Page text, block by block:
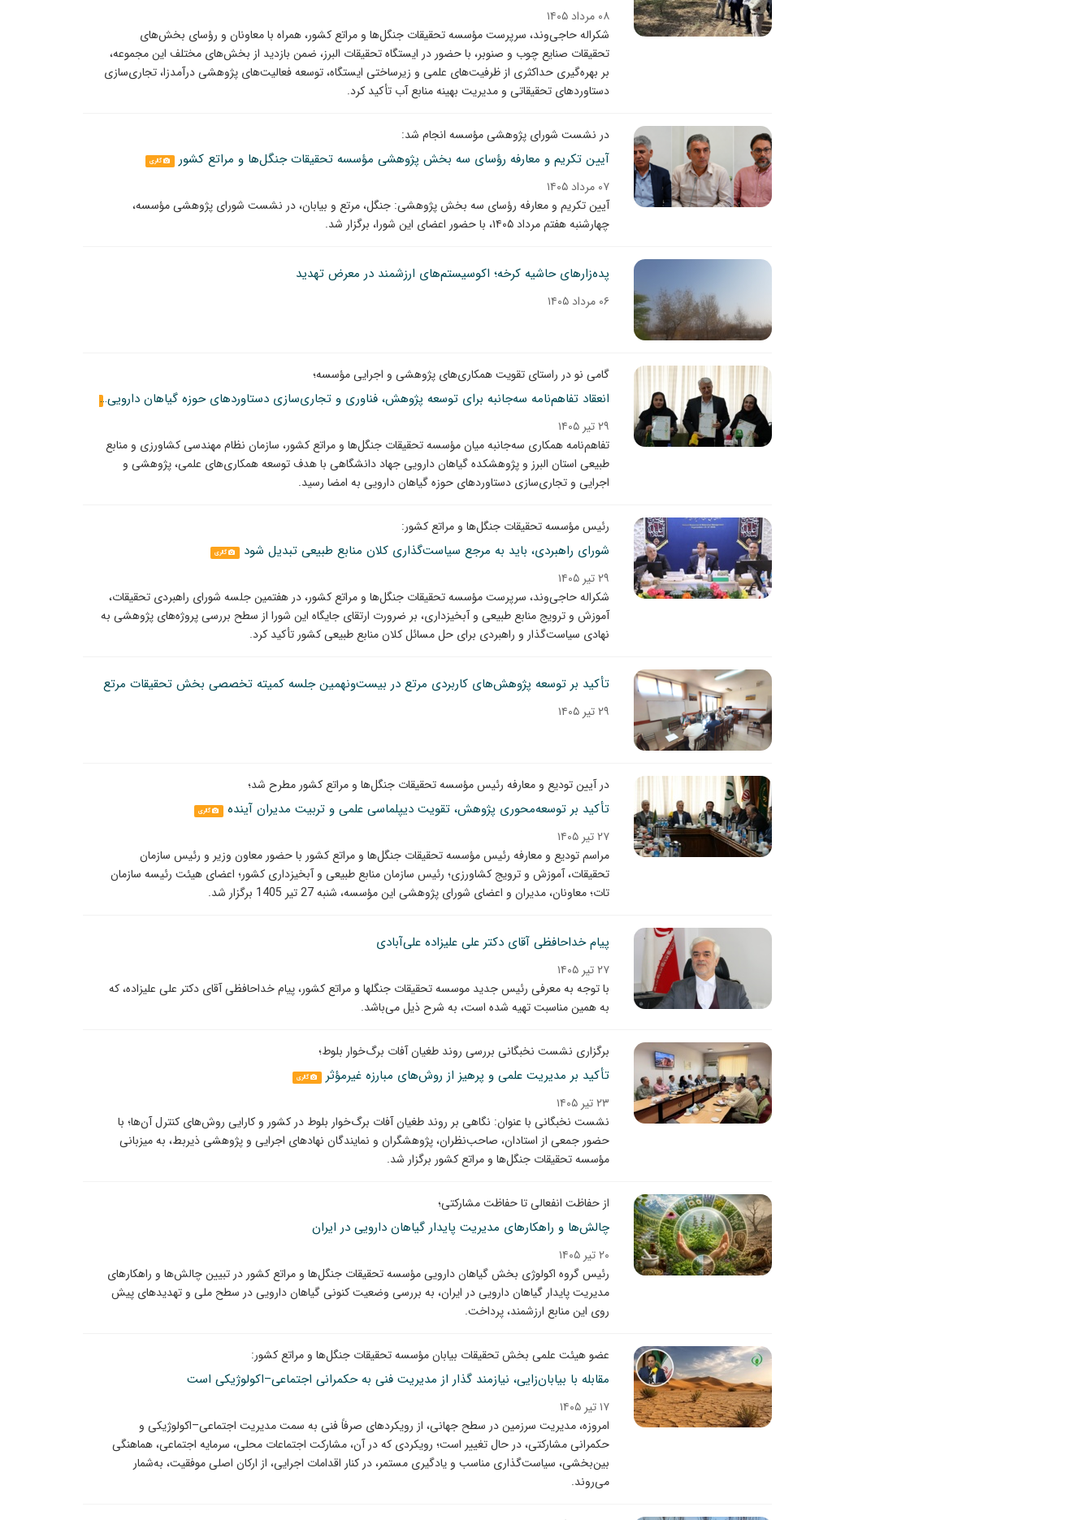
۰۸ مرداد ۱۴۰۵
شکراله حاجی‌وند، سرپرست مؤسسه تحقیقات جنگل‌ها و مراتع کشور، همراه با معاونان و رؤسای بخش‌های
تحقیقات صنایع چوب و صنوبر، با حضور در ایستگاه تحقیقات البرز، ضمن بازدید از بخش‌های مختلف این مجموعه،
بر بهره‌گیری حداکثری از ظرفیت‌های علمی و زیرساختی ایستگاه، توسعه فعالیت‌های پژوهشی درآمدزا، تجاری‌سازی
دستاوردهای تحقیقاتی و مدیریت بهینه منابع آب تأکید کرد.
در نشست شورای پژوهشی مؤسسه انجام شد:
آیین تکریم و معارفه رؤسای سه بخش پژوهشی مؤسسه تحقیقات جنگل‌ها و مراتع کشور گالری
۰۷ مرداد ۱۴۰۵
آیین تکریم و معارفه رؤسای سه بخش پژوهشی: جنگل، مرتع و بیابان، در نشست شورای پژوهشی مؤسسه،
چهارشنبه هفتم مرداد ۱۴۰۵، با حضور اعضای این شورا، برگزار شد.
پده‌زارهای حاشیه کرخه؛ اکوسیستم‌های ارزشمند در معرض تهدید
۰۶ مرداد ۱۴۰۵
گامی نو در راستای تقویت همکاری‌های پژوهشی و اجرایی مؤسسه؛
انعقاد تفاهم‌نامه سه‌جانبه برای توسعه پژوهش، فناوری و تجاری‌سازی دستاوردهای حوزه گیاهان دارویی
۲۹ تیر ۱۴۰۵
تفاهم‌نامه همکاری سه‌جانبه میان مؤسسه تحقیقات جنگل‌ها و مراتع کشور، سازمان نظام مهندسی کشاورزی و منابع
طبیعی استان البرز و پژوهشکده گیاهان دارویی جهاد دانشگاهی با هدف توسعه همکاری‌های علمی، پژوهشی و
اجرایی و تجاری‌سازی دستاوردهای حوزه گیاهان دارویی به امضا رسید.
رئیس مؤسسه تحقیقات جنگل‌ها و مراتع کشور:
شورای راهبردی، باید به مرجع سیاست‌گذاری کلان منابع طبیعی تبدیل شود گالری
۲۹ تیر ۱۴۰۵
شکراله حاجی‌وند، سرپرست مؤسسه تحقیقات جنگل‌ها و مراتع کشور، در هفتمین جلسه شورای راهبردی تحقیقات،
آموزش و ترویج منابع طبیعی و آبخیزداری، بر ضرورت ارتقای جایگاه این شورا از سطح بررسی پروژه‌های پژوهشی به
نهادی سیاست‌گذار و راهبردی برای حل مسائل کلان منابع طبیعی کشور تأکید کرد.
تأکید بر توسعه پژوهش‌های کاربردی مرتع در بیست‌ونهمین جلسه کمیته تخصصی بخش تحقیقات مرتع
۲۹ تیر ۱۴۰۵
در آیین تودیع و معارفه رئیس مؤسسه تحقیقات جنگل‌ها و مراتع کشور مطرح شد؛
تأکید بر توسعه‌محوری پژوهش، تقویت دیپلماسی علمی و تربیت مدیران آینده گالری
۲۷ تیر ۱۴۰۵
مراسم تودیع و معارفه رئیس مؤسسه تحقیقات جنگل‌ها و مراتع کشور با حضور معاون وزیر و رئیس سازمان
تحقیقات، آموزش و ترویج کشاورزی؛ رئیس سازمان منابع طبیعی و آبخیزداری کشور؛ اعضای هیئت رئیسه سازمان
تات؛ معاونان، مدیران و اعضای شورای پژوهشی این مؤسسه، شنبه 27 تیر 1405 برگزار شد.
پیام خداحافظی آقای دکتر علی علیزاده علی‌آبادی
۲۷ تیر ۱۴۰۵
با توجه به معرفی رئیس جدید موسسه تحقیقات جنگلها و مراتع کشور، پیام خداحافظی آقای دکتر علی علیزاده، که
به همین مناسبت تهیه شده است، به شرح ذیل می‌باشد.
برگزاری نشست نخبگانی بررسی روند طغیان آفات برگ‌خوار بلوط؛
تأکید بر مدیریت علمی و پرهیز از روش‌های مبارزه غیرمؤثر گالری
۲۳ تیر ۱۴۰۵
نشست نخبگانی با عنوان: نگاهی بر روند طغیان آفات برگ‌خوار بلوط در کشور و کارایی روش‌های کنترل آن‌ها؛ با
حضور جمعی از استادان، صاحب‌نظران، پژوهشگران و نمایندگان نهادهای اجرایی و پژوهشی ذیربط، به میزبانی
مؤسسه تحقیقات جنگل‌ها و مراتع کشور برگزار شد.
از حفاظت انفعالی تا حفاظت مشارکتی؛
چالش‌ها و راهکارهای مدیریت پایدار گیاهان دارویی در ایران
۲۰ تیر ۱۴۰۵
رئیس گروه اکولوژی بخش گیاهان دارویی مؤسسه تحقیقات جنگل‌ها و مراتع کشور در تبیین چالش‌ها و راهکارهای
مدیریت پایدار گیاهان دارویی در ایران، به بررسی وضعیت کنونی گیاهان دارویی در سطح ملی و تهدیدهای پیش
روی این منابع ارزشمند، پرداخت.
عضو هیئت علمی بخش تحقیقات بیابان مؤسسه تحقیقات جنگل‌ها و مراتع کشور:
مقابله با بیابان‌زایی، نیازمند گذار از مدیریت فنی به حکمرانی اجتماعی–اکولوژیکی است
۱۷ تیر ۱۴۰۵
امروزه، مدیریت سرزمین در سطح جهانی، از رویکردهای صرفاً فنی به سمت مدیریت اجتماعی–اکولوژیکی و
حکمرانی مشارکتی، در حال تغییر است؛ رویکردی که در آن، مشارکت اجتماعات محلی، سرمایه اجتماعی، هماهنگی
بین‌بخشی، سیاست‌گذاری مناسب و یادگیری مستمر، در کنار اقدامات اجرایی، از ارکان اصلی موفقیت، به‌شمار
می‌روند.